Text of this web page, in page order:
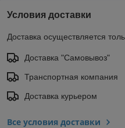
Условия доставки
Доставка осуществляется
Доставка "Самовывоз"
Транспортная компания
Доставка курьером
Все условия доставки